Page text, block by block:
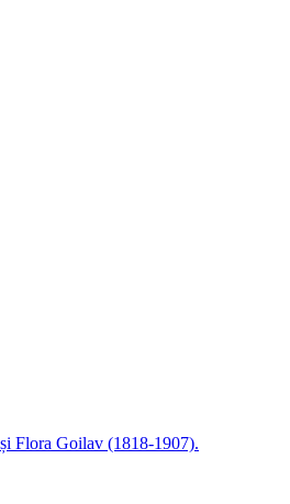
Flora Goilav (1818-1907).